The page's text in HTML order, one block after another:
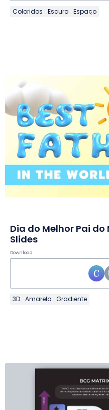
Coloridos Escuro Espaço
Dia do Melhor Pai do
Slides
Download
3D Amarelo Gradiente